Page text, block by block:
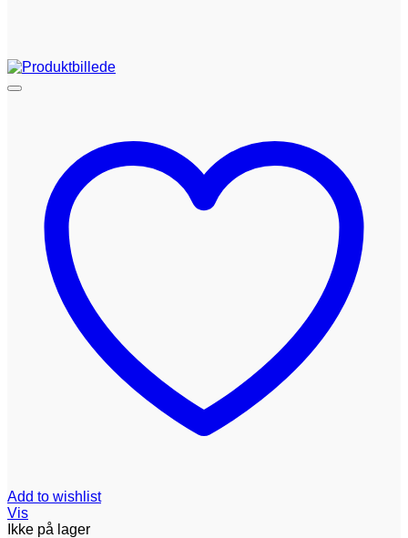
Add to wishlist
Vis
Ikke på lager